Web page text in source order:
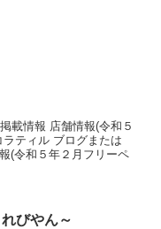
載情報 店舗情報(令和５
ティル ブログまたは
(令和５年２月フリーペ
びやん～